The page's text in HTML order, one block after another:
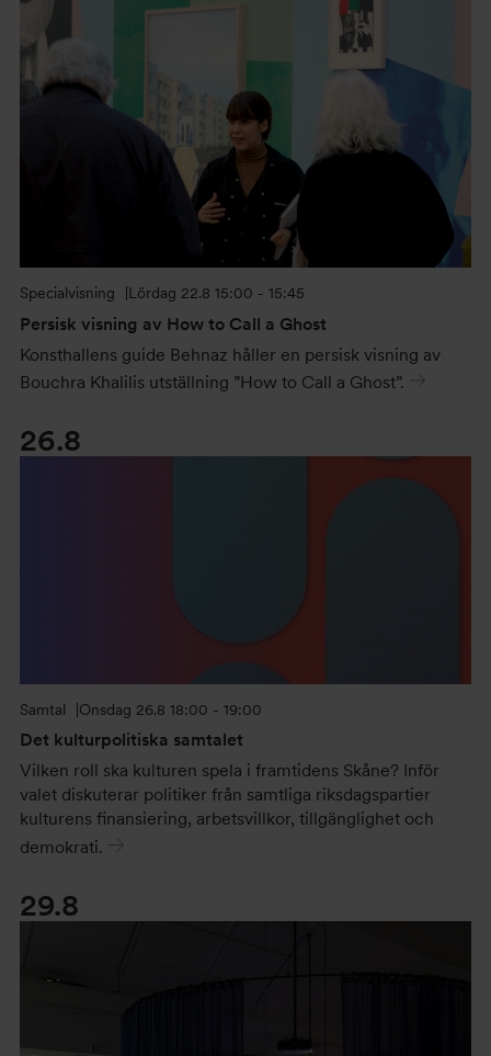
Lördag 22.8 15:00 - 15:45
Specialvisning
Persisk visning av How to Call a Ghost
Konsthallens guide Behnaz håller en persisk visning av
Bouchra Khalilis utställning ”How to Call a Ghost”.
26.8
Onsdag 26.8 18:00 - 19:00
Samtal
Det kulturpolitiska samtalet
Vilken roll ska kulturen spela i framtidens Skåne? Inför
valet diskuterar politiker från samtliga riksdagspartier
kulturens finansiering, arbetsvillkor, tillgänglighet och
demokrati.
29.8